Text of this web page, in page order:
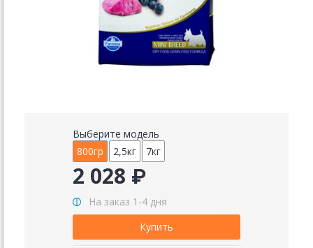
Выберите модель
800гр
2,5кг 7кг
2 028 ₽
На заказ 1-4 дня